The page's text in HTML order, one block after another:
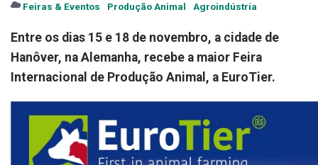
Feiras & Eventos
Produção Animal Agroindústria
Entre os dias 15 e 18 de novembro, a cidade de
Hanôver, na Alemanha, recebe a maior Feira
Internacional de Produção Animal, a EuroTier.